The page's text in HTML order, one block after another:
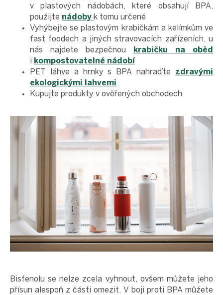
v plastových nádobách, které obsahují BPA,
použijte nádoby k tomu určené
Vyhýbejte se plastovým krabičkám a kelímkům ve
fast foodech a jiných stravovacích zařízeních, u
nás najdete bezpečnou krabičku na oběd
i kompostovatelné nádobí
PET láhve a hrnky s BPA nahraďte zdravými
ekologickými lahvemi
Kupujte produkty v ověřených obchodech
Bisfenolu se nelze zcela vyhnout, ovšem můžete jeho
přísun alespoň z části omezit. V boji proti BPA můžete